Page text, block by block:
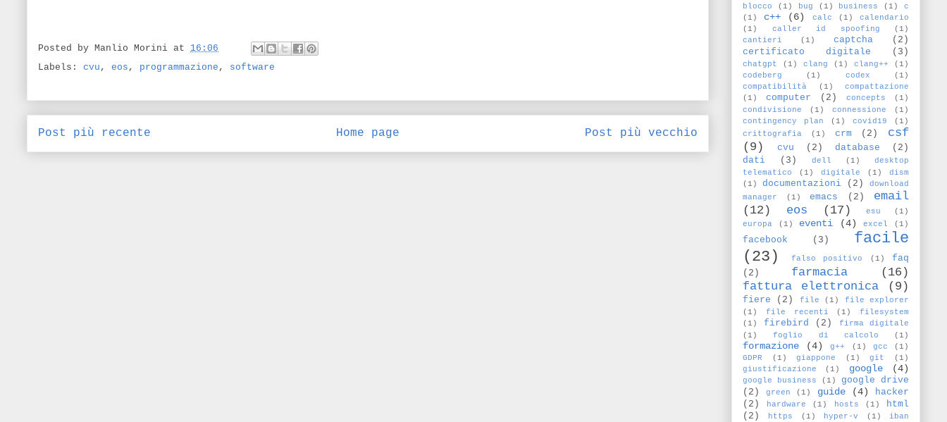
Posted by Manlio Morini at 16:06
Labels: cvu , eos , programmazione , software
Post più recente Post più vecchio
Home page
blocco
(1) bug (1) business (1)
c
(1)
c++ (6) calc (1)
calendario
(1)
caller id spoofing
(1)
cantieri
(1) captcha
(2)
certificato digitale
(3)
chatgpt (1) clang (1) clang++
(1)
codeberg
(1) codex
(1)
compatibilità
(1)
compattazione
(1)
computer (2) concepts
(1)
condivisione
(1) connessione
(1)
contingency plan
(1) covid19
(1)
crittografia
(1) crm (2)
csf
(9)
cvu (2) database
(2)
dati
(3) dell (1)
desktop
telematico
(1) digitale (1)
dism
(1)
documentazioni (2)
download
manager
(1) emacs (2)
email
(12)
eos (17) esu
(1)
europa
(1) eventi (4) excel (1)
facebook (3)
facile
(23)
falso positivo (1)
faq
(2)
farmacia
(16)
fattura elettronica
(9)
fiere (2) file (1)
file explorer
(1)
file recenti (1)
filesystem
(1)
firebird (2)
firma digitale
(1)
foglio di calcolo (1)
formazione (4) g++ (1) gcc
(1)
GDPR
(1) giappone (1) git
(1)
giustificazione
(1) google (4)
google business (1)
google drive
(2)
green (1) guide (4)
hacker
(2)
hardware (1) hosts (1)
html
(2)
https (1) hyper-v (1)
iban